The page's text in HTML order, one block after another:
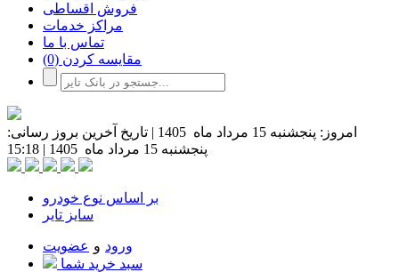
فروش اقساطی
مراکز خدمات
تماس با ما
(0) مقایسه کردن
امروز: پنجشنبه 15 مرداد ماه 1405 | تاریخ آخرین بروز رسانی:
پنجشنبه 15 مرداد ماه 1405
|
15:18
بر اساس نوع خودرو
سایز تایر
ورود و عضویت
سبد خرید شما